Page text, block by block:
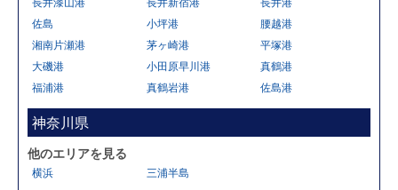
佐島
小坪港
腰越港
湘南片瀬港
茅ヶ崎港
平塚港
大磯港
小田原早川港
真鶴港
福浦港
真鶴岩港 佐島港
神奈川県
他のエリアを見る
横浜 三浦半島